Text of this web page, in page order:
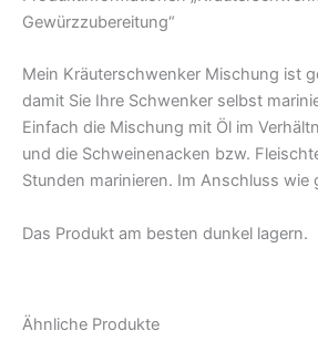
Gewürzzubereitung“
Mein Kräuterschwenker Mischung ist
damit Sie Ihre Schwenker selbst
Einfach die Mischung mit Öl im
und die Schweinenacken bzw.
Stunden marinieren. Im Anschluss wie
Das Produkt am besten dunkel lagern.
Ähnliche Produkte